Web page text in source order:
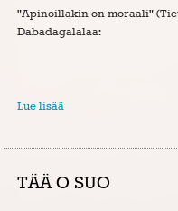
"Apinoillakin on moraali"
Dabadagalalaa:
Lue lisää
TÄÄ O SUO